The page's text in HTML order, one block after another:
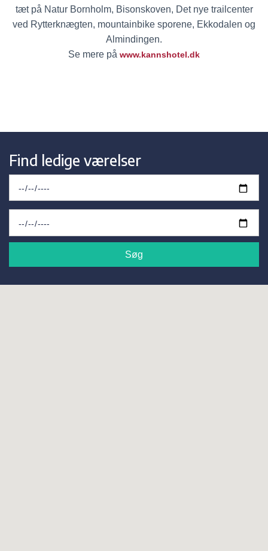
tæt på Natur Bornholm, Bisonskoven, Det nye trailcenter
ved Rytterknægten, mountainbike sporene, Ekkodalen og
Almindingen.
Se mere på www.kannshotel.dk
Find ledige værelser
Søg